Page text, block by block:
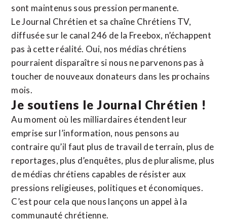
sont maintenus sous pression permanente.
Le Journal Chrétien et sa chaîne Chrétiens TV,
diffusée sur le canal 246 de la Freebox, n’échappent
pas à cette réalité. Oui, nos médias chrétiens
pourraient disparaître si nous ne parvenons pas à
toucher de nouveaux donateurs dans les prochains
mois.
Je soutiens le Journal Chrétien !
Au moment où les milliardaires étendent leur
emprise sur l’information, nous pensons au
contraire qu’il faut plus de travail de terrain, plus de
reportages, plus d’enquêtes, plus de pluralisme, plus
de médias chrétiens capables de résister aux
pressions religieuses, politiques et économiques.
C’est pour cela que nous lançons un appel à la
communauté chrétienne.